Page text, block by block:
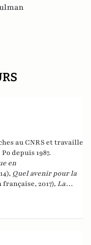
au CNRS et travaille
depuis 1987.
en
Quel avenir pour la
2017), La
crise ?